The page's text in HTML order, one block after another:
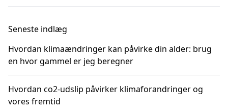
Seneste indlæg
Hvordan klimaændringer kan påvirke din alder: brug
en hvor gammel er jeg beregner
Hvordan co2-udslip påvirker klimaforandringer og
vores fremtid